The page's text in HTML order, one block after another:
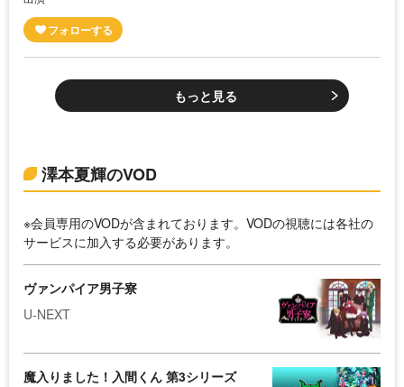
もっと見る
澤本夏輝のVOD
※会員専用のVODが含まれております。VODの視聴には各社の
サービスに加入する必要があります。
ヴァンパイア男子寮
U-NEXT
魔入りました！入間くん 第3シリーズ